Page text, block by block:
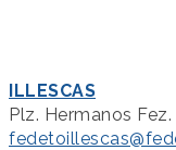
ILLESCAS
Plz. Hermanos Fez.